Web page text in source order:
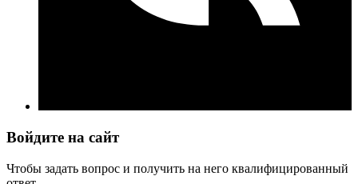
Войдите на сайт
Чтобы задать вопрос и получить на него квалифицированный